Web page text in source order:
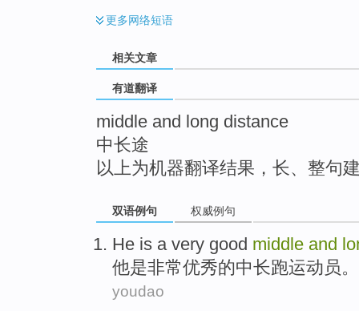
更多网络短语
相关文章
有道翻译
middle and long distance
中长途
以上为机器翻译结果，长、整句
双语例句 权威例句
He is a very good middle and
他是非常优秀的中长跑运动员。
youdao